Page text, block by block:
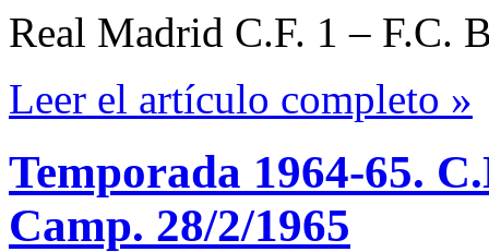
Real Madrid C.F. 1 – F.C.
Leer el artículo completo »
Temporada 1964-65.
Camp. 28/2/1965